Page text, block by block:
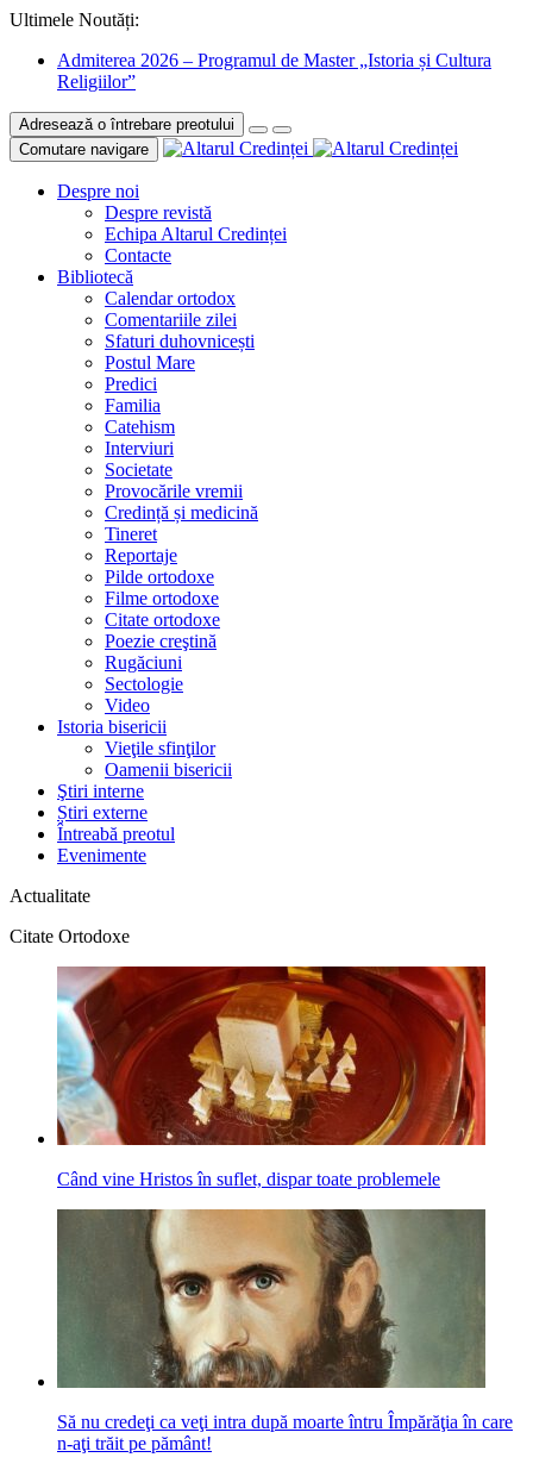
Ultimele Noutăți:
Admiterea 2026 – Programul de Master „Istoria și Cultura
Religiilor”
Adresează o întrebare preotului
Comutare navigare
Despre noi
Despre revistă
Echipa Altarul Credinței
Contacte
Bibliotecă
Calendar ortodox
Comentariile zilei
Sfaturi duhovnicești
Postul Mare
Predici
Familia
Catehism
Interviuri
Societate
Provocările vremii
Credință și medicină
Tineret
Reportaje
Pilde ortodoxe
Filme ortodoxe
Citate ortodoxe
Poezie creştină
Rugăciuni
Sectologie
Video
Istoria bisericii
Vieţile sfinţilor
Oamenii bisericii
Ştiri interne
Știri externe
Întreabă preotul
Evenimente
Actualitate
Citate Ortodoxe
Când vine Hristos în suflet, dispar toate problemele
Să nu credeţi ca veţi intra după moarte întru Împărăţia în care
n-aţi trăit pe pă­mânt!